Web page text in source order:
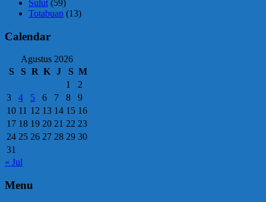
Sulut (59)
Totabuan (13)
Calendar
Agustus 2026
S
S R K J S M
1
2
3
4 5 6 7 8
9
10 11 12 13 14 15 16
17 18 19 20 21 22 23
24 25 26 27 28 29 30
31
« Jul
Menu